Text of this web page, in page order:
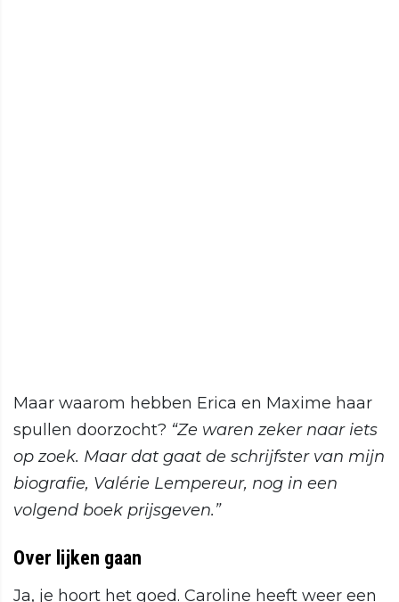
Maar waarom hebben Erica en Maxime haar
spullen doorzocht? “Ze waren zeker naar iets
op zoek. Maar dat gaat de schrijfster van mijn
biografie, Valérie Lempereur, nog in een
volgend boek prijsgeven.”
Over lijken gaan
Ja, je hoort het goed. Caroline heeft weer een